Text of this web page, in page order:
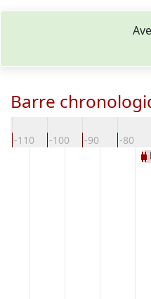
Barre
-110 -100 -90 -80